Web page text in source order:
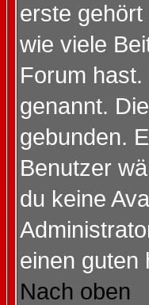
erste
wie viele
Forum
genannt.
gebunden.
Benutzer
du keine
einen guten
Nach oben